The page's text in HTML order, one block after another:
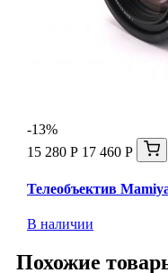
-13%
15 280 Р 17 460 Р
Телеобъектив
В наличии
Похожие